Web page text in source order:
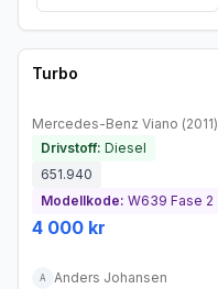
Brukt - god tilstand
Turbo
Mercedes-Benz Viano (2011)
Drivstoff: Diesel
651.940
Modellkode: W639 Fase 2
4 000 kr
A
Anders Johansen